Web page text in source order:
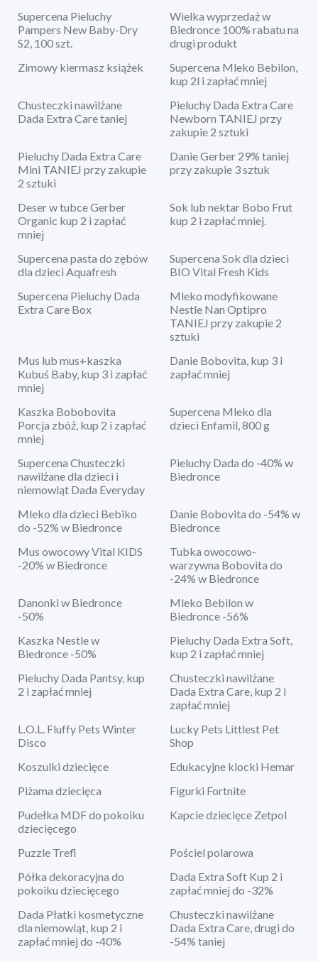
Supercena Pieluchy
Pampers New Baby-Dry
S2, 100 szt.
Wielka wyprzedaż w
Biedronce 100% rabatu na
drugi produkt
Zimowy kiermasz książek
Supercena Mleko Bebilon,
kup 2l i zapłać mniej
Chusteczki nawilżane
Dada Extra Care taniej
Pieluchy Dada Extra Care
Newborn TANIEJ przy
zakupie 2 sztuki
Pieluchy Dada Extra Care
Mini TANIEJ przy zakupie
2 sztuki
Danie Gerber 29% taniej
przy zakupie 3 sztuk
Deser w tubce Gerber
Organic kup 2 i zapłać
mniej
Sok lub nektar Bobo Frut
kup 2 i zapłać mniej.
Supercena pasta do zębów
dla dzieci Aquafresh
Supercena Sok dla dzieci
BIO Vital Fresh Kids
Supercena Pieluchy Dada
Extra Care Box
Mleko modyfikowane
Nestle Nan Optipro
TANIEJ przy zakupie 2
sztuki
Mus lub mus+kaszka
Kubuś Baby, kup 3 i zapłać
mniej
Danie Bobovita, kup 3 i
zapłać mniej
Kaszka Bobobovita
Porcja zbóż, kup 2 i zapłać
mniej
Supercena Mleko dla
dzieci Enfamil, 800 g
Supercena Chusteczki
nawilżane dla dzieci i
niemowląt Dada Everyday
Pieluchy Dada do -40% w
Biedronce
Mleko dla dzieci Bebiko
do -52% w Biedronce
Danie Bobovita do -54% w
Biedronce
Mus owocowy Vital KIDS
-20% w Biedronce
Tubka owocowo-
warzywna Bobovita do
-24% w Biedronce
Danonki w Biedronce
-50%
Mleko Bebilon w
Biedronce -56%
Kaszka Nestle w
Biedronce -50%
Pieluchy Dada Extra Soft,
kup 2 i zapłać mniej
Pieluchy Dada Pantsy, kup
2 i zapłać mniej
Chusteczki nawilżane
Dada Extra Care, kup 2 i
zapłać mniej
L.O.L. Fluffy Pets Winter
Disco
Lucky Pets Littlest Pet
Shop
Koszulki dziecięce
Edukacyjne klocki Hemar
Piżama dziecięca
Figurki Fortnite
Pudełka MDF do pokoiku
dziecięcego
Kapcie dziecięce Zetpol
Puzzle Trefl
Pościel polarowa
Półka dekoracyjna do
pokoiku dziecięcego
Dada Extra Soft Kup 2 i
zapłać mniej do -32%
Dada Płatki kosmetyczne
dla niemowląt, kup 2 i
zapłać mniej do -40%
Chusteczki nawilżane
Dada Extra Care, drugi do
-54% taniej